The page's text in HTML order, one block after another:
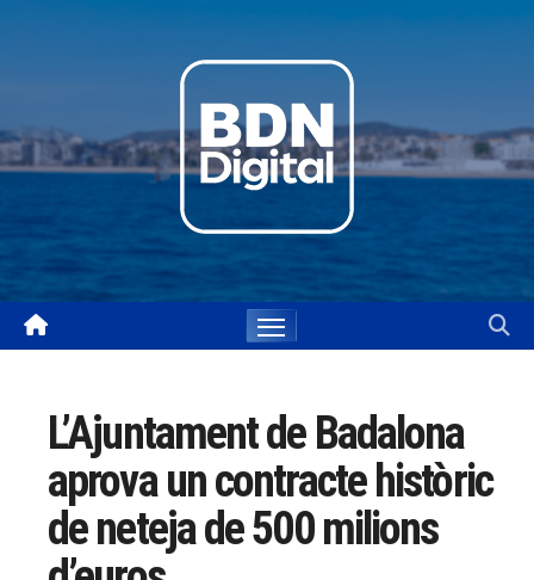
L’Ajuntament de Badalona
aprova un contracte històric
de neteja de 500 milions